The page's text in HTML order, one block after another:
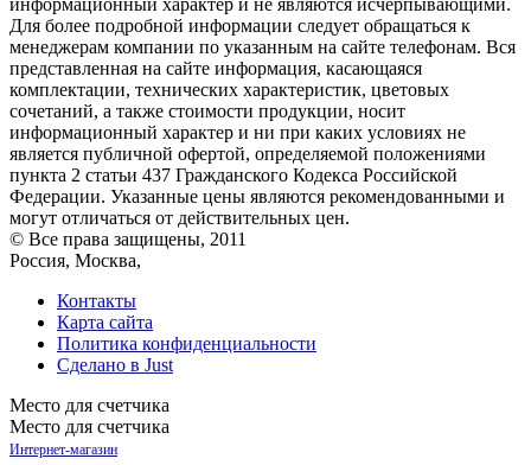
Для более подробной информации следует обращаться к
менеджерам компании по указанным на сайте телефонам. Вся
представленная на сайте информация, касающаяся
комплектации, технических характеристик, цветовых
сочетаний, а также стоимости продукции, носит
информационный характер и ни при каких условиях не
является публичной офертой, определяемой положениями
пункта 2 статьи 437 Гражданского Кодекса Российской
Федерации. Указанные цены являются рекомендованными и
могут отличаться от действительных цен.
© Все права защищены, 2011
Россия, Москва,
Контакты
Карта сайта
Политика конфиденциальности
Сделано в Just
Место для счетчика
Место для счетчика
Интернет-магазин